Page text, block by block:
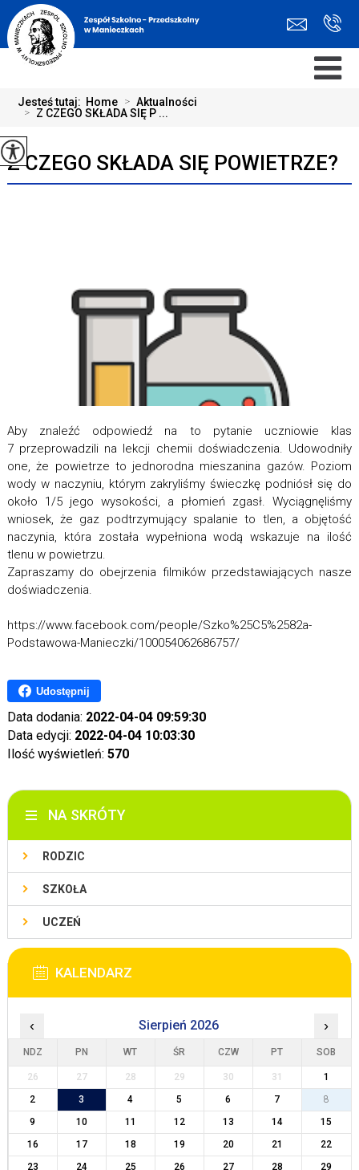
Jesteś tutaj: Home > Aktualności
> Z CZEGO SKŁADA SIĘ P ...
Z CZEGO SKŁADA SIĘ POWIETRZE?
Aby znaleźć odpowiedź na to pytanie uczniowie klas
7 przeprowadzili na lekcji chemii doświadczenia. Udowodniły
one, że powietrze to jednorodna mieszanina gazów. Poziom
wody w naczyniu, którym zakryliśmy świeczkę podniósł się do
około 1/5 jego wysokości, a płomień zgasł. Wyciągnęliśmy
wniosek, że gaz podtrzymujący spalanie to tlen, a objętość
naczynia, która została wypełniona wodą wskazuje na ilość
tlenu w powietrzu.
Zapraszamy do obejrzenia filmików przedstawiających nasze
doświadczenia.
https://www.facebook.com/people/Szko%25C5%2582a-
Podstawowa-Manieczki/100054062686757/
Udostępnij
Data dodania: 2022-04-04 09:59:30
Data edycji: 2022-04-04 10:03:30
Ilość wyświetleń: 570
NA SKRÓTY
RODZIC
SZKOŁA
UCZEŃ
KALENDARZ
‹ Sierpień 2026 ›
NDZ PN WT ŚR CZW PT SOB
26 27 28 29 30 31
1
2
3 4 5 6 7
8
9
10 11 12 13 14
15
16
17 18 19 20 21
22
23
24 25 26 27 28
29